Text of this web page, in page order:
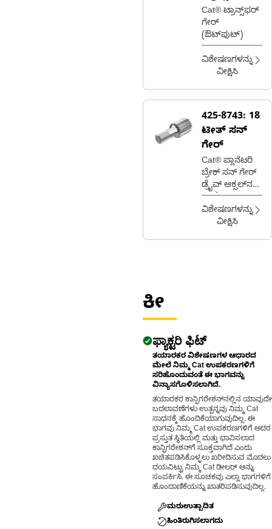
Cat® ಟ್ರಾನ್ಸ್‌ಫರ್
ಗೇರ್
(ಔಟ್‌ಪುಟ್)
ವಿಶೇಷಣಗಳನ್ನು
ವೀಕ್ಷಿಸಿ
425-8743: 18
ಟೀತ್ ಸನ್
ಗೇರ್
Cat® ಪ್ಲಾನೆಟರಿ
ಬ್ರೇಕ್ ಸನ್ ಗೇರ್
ಡ್ರೈವ್ ಆಕ್ಸಲ್‌ನಲ್ಲಿ
ಪ್ಲಾನೆಟರಿ ಗೇರ್‌ಗಳ
ತಿರುಗುವಿಕೆಯನ್ನು
ನಿಶ್ಚಲಗೊಳಿಸುವ
ವಿಶೇಷಣಗಳನ್ನು
ವೀಕ್ಷಿಸಿ
ಕೀ
ಫ್ಯಾಕ್ಟರಿ ಫಿಟ್
ತಯಾರಕರ ವಿಶೇಷಣಗಳ ಆಧಾರದ
ಮೇಲೆ ನಿಮ್ಮ Cat ಉಪಕರಣಗಳಿಗೆ
ಸರಿಹೊಂದುವಂತೆ ಈ ಭಾಗವನ್ನು
ವಿನ್ಯಾಸಗೊಳಿಸಲಾಗಿದೆ.
ತಯಾರಕರ ಕಾನ್ಫಿಗರೇಶನ್‌ನಲ್ಲಿನ ಯಾವುದೇ
ಬದಲಾವಣೆಗಳು ಉತ್ಪನ್ನವು ನಿಮ್ಮ Cat
ಸಾಧನಕ್ಕೆ ಹೊಂದಿಕೆಯಾಗುವುದಿಲ್ಲ. ಈ
ಭಾಗವು ನಿಮ್ಮ Cat ಉಪಕರಣಗಳಿಗೆ ಅದರ
ಪ್ರಸ್ತುತ ಸ್ಥಿತಿಯಲ್ಲಿ ಮತ್ತು ಭಾವಿಸಲಾದ
ಕಾನ್ಫಿಗರೇಶನ್‌ಗೆ ಸೂಕ್ತವಾಗಿದೆ ಎಂದು
ಖಚಿತಪಡಿಸಿಕೊಳ್ಳಲು ಖರೀದಿಸುವ ಮೊದಲು
ದಯವಿಟ್ಟು ನಿಮ್ಮ Cat ಡೀಲರ್ ಅನ್ನು
ಸಂಪರ್ಕಿಸಿ. ಈ ಸೂಚಕವು ಎಲ್ಲಾ ಭಾಗಗಳಿಗೆ
ಹೊಂದಾಣಿಕೆಯನ್ನು ಖಾತರಿಪಡಿಸುವುದಿಲ್ಲ.
ಮರುಉತ್ಪಾದಿತ
ಹಿಂತಿರುಗಿಸಲಾಗದು